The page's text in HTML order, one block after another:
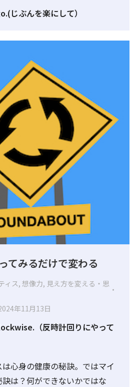
じぶんを楽にして）
てみるだけで変わる
ィス, 想像力, 見え方を変える・思
年11月13日
（反時計回りにやって
心身の健康の秘訣。ではマイ
は？何ができないかではな